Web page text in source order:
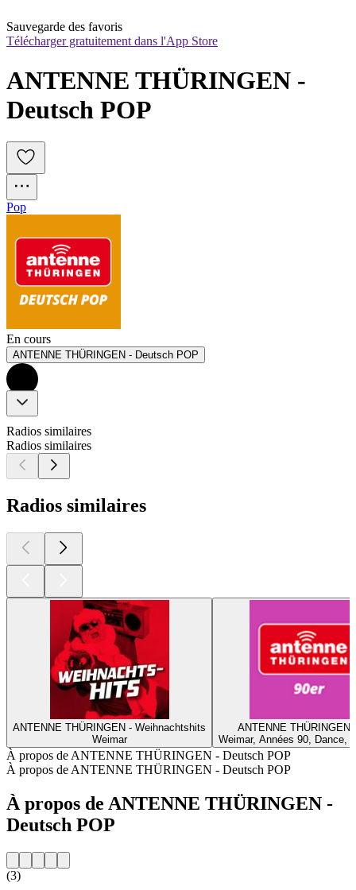
Sauvegarde des favoris
Télécharger gratuitement dans l'App Store
ANTENNE THÜRINGEN -
Deutsch POP
Pop
En cours
ANTENNE THÜRINGEN - Deutsch POP
Radios similaires
Radios similaires
Radios similaires
ANTENNE THÜRINGEN - Weihnachtshits
Weimar
ANTENNE THÜRINGEN
Weimar, Années 90, Dance,
À propos de ANTENNE THÜRINGEN - Deutsch POP
À propos de ANTENNE THÜRINGEN - Deutsch POP
À propos de ANTENNE THÜRINGEN -
Deutsch POP
(3)